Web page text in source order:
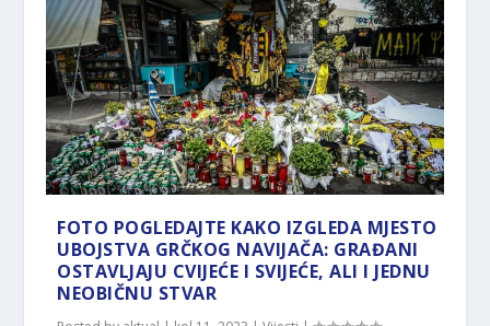
FOTO POGLEDAJTE KAKO IZGLEDA MJESTO
UBOJSTVA GRČKOG NAVIJAČA: GRAĐANI
OSTAVLJAJU CVIJEĆE I SVIJEĆE, ALI I JEDNU
NEOBIČNU STVAR